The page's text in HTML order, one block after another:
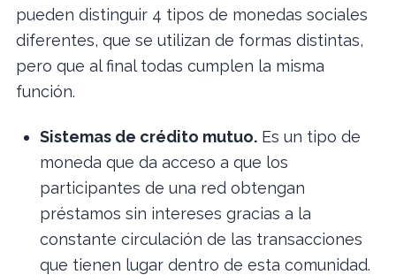
pueden distinguir 4 tipos de monedas sociales
diferentes, que se utilizan de formas distintas,
pero que al final todas cumplen la misma
función.
Sistemas de crédito mutuo. Es un tipo de
moneda que da acceso a que los
participantes de una red obtengan
préstamos sin intereses gracias a la
constante circulación de las transacciones
que tienen lugar dentro de esta comunidad.